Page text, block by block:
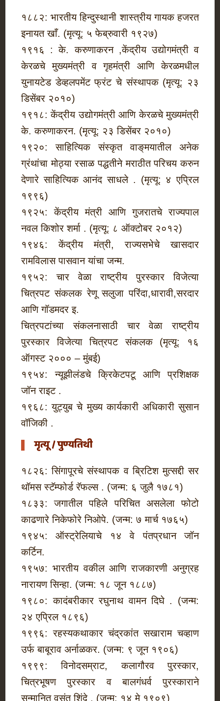
१८८२: भारतीय हिन्दुस्थानी शास्त्रीय गायक हजरत
इनायत खाँ. (मृत्यू: ५ फेब्रुवारी १९२७)
१९१६ : के. करुणाकरन ,केंद्रीय उद्योगमंत्री व
केरळचे मुख्यमंत्री व गृहमंत्री आणि केरळमधील
युनायटेड डेव्हलपमेंट फ्रंट चे संस्थापक (मृत्यू: २३
डिसेंबर २०१०)
१९१८: केंद्रीय उद्योगमंत्री आणि केरळचे मुख्यमंत्री
के. करुणाकरन. (मृत्यू: २३ डिसेंबर २०१०)
१९२०: साहित्यिक संस्कृत वाङ्‌मयातील अनेक
ग्रंथांचा मोठ्या रसाळ पद्धतीने मराठीत परिचय करुन
देणारे साहित्यिक आनंद साधले . (मृत्यू: ४ एप्रिल
१९९६)
१९२५: केंद्रीय मंत्री आणि गुजरातचे राज्यपाल
नवल किशोर शर्मा . (मृत्यू: ८ ऑक्टोबर २०१२)
१९४६: केंद्रीय मंत्री, राज्यसभेचे खासदार
रामविलास पासवान यांचा जन्म.
१९५२: चार वेळा राष्ट्रीय पुरस्कार विजेत्या
चित्रपट संकलक रेणू सलुजा परिंदा,धारावी,सरदार
आणि गॉडमदर इ.
चित्रपटांच्या संकलनासाठी चार वेळा राष्ट्रीय
पुरस्कार विजेत्या चित्रपट संकलक (मृत्यू: १६
ऑगस्ट २००० – मुंबई)
१९५४: न्यूझीलंडचे क्रिकेटपटू आणि प्रशिक्षक
जॉन राइट .
१९६८: युट्युब चे मुख्य कार्यकारी अधिकारी सुसान
वॉजिकी .
मृत्यू / पुण्यतिथी
१८२६: सिंगापूरचे संस्थापक व ब्रिटिश मुत्सद्दी सर
थॉमस स्टॅम्फोर्ड रॅफल्स . (जन्म: ६ जुलै १७८१)
१८३३: जगातील पहिले परिचित असलेला फोटो
काढणारे निकेफोरे निओपे. (जन्म: ७ मार्च १७६५)
१९४५: ऑस्ट्रेलियाचे १४ वे पंतप्रधान जॉन
कर्टिन.
१९५७: भारतीय वकील आणि राजकारणी अनुग्रह
नारायण सिन्हा. (जन्म: १८ जून १८८७)
१९८०: कादंबरीकार रघुनाथ वामन दिघे . (जन्म:
२४ एप्रिल १८९६)
१९९६: रहस्यकथाकार चंद्रकांत सखाराम चव्हाण
उर्फ बाबूराव अर्नाळकर. (जन्म: ९ जून १९०६)
१९९९: विनोदसम्राट, कलागौरव पुरस्कार,
चित्रभूषण पुरस्कार व बालगंधर्व पुरस्काराने
सन्मानित वसंत शिंदे . (जन्म: १४ मे १९०९)